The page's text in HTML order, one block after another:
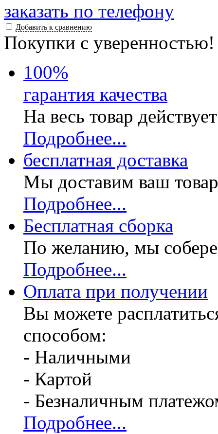
заказать по телефону
Добавить к сравнению
Покупки с уверенностью!
100%
гарантия качества
На весь товар
Подробнее...
бесплатная доставка
Мы доставим ваш
Подробнее...
Бесплатная сборка
По желанию, мы
Подробнее...
Оплата при получении
Вы можете
способом:
- Наличными
- Картой
- Безналичным
Подробнее...